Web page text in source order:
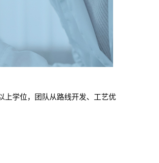
上学位，团队从路线开发、工艺优